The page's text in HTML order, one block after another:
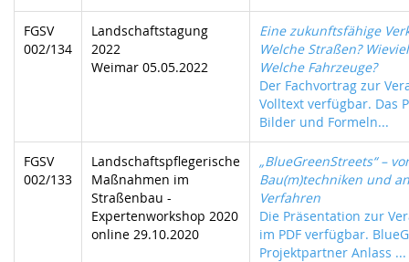
FGSV
002/134
Landschaftstagung
2022
Weimar 05.05.2022
Eine zukunftsfähige
Welche Straßen?
Welche Fahrzeuge?
Der Fachvortrag zur
Volltext verfügbar. Das
Bilder und Formeln...
FGSV
002/133
Landschaftspflegerische
Maßnahmen im
Straßenbau -
Expertenworkshop 2020
online 29.10.2020
„BlueGreenStreets“ –
Bau(m)techniken und
Verfahren
Die Präsentation zur
im PDF verfügbar.
Projektpartner Anlass ...